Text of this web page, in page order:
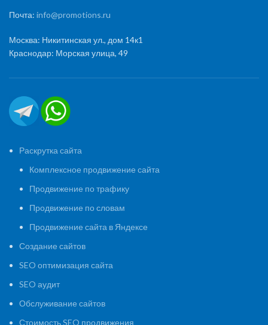
Почта: info@promotions.ru
Москва: Никитинская ул., дом 14к1
Краснодар: Морская улица, 49
Раскрутка сайта
Комплексное продвижение сайта
Продвижение по трафику
Продвижение по словам
Продвижение сайта в Яндексе
Создание сайтов
SEO оптимизация сайта
SEO аудит
Обслуживание сайтов
Стоимость SEO продвижения